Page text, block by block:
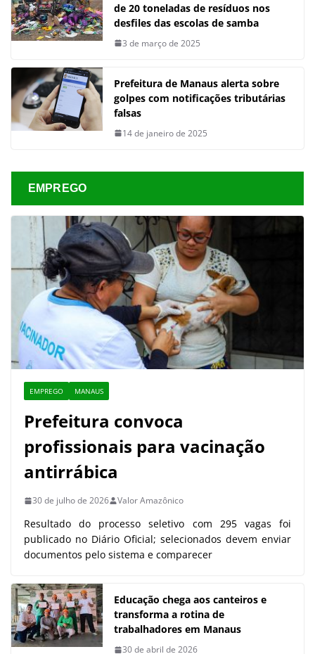
de 20 toneladas de resíduos nos
desfiles das escolas de samba
3 de março de 2025
Prefeitura de Manaus alerta sobre
golpes com notificações tributárias
falsas
14 de janeiro de 2025
EMPREGO
EMPREGO MANAUS
Prefeitura convoca
profissionais para vacinação
antirrábica
30 de julho de 2026 Valor Amazônico
Resultado do processo seletivo com 295 vagas foi
publicado no Diário Oficial; selecionados devem enviar
documentos pelo sistema e comparecer
Educação chega aos canteiros e
transforma a rotina de
trabalhadores em Manaus
30 de abril de 2026